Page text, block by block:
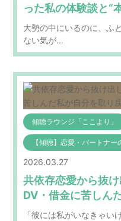
った私の体験談と“
大勢の中にいるのに、ふ
ない気が…
傾聴ラウンジ「ここより」
【傾聴】恋愛・パートナー
2026.03.27
共依存恋愛から抜
DV・借金に苦しん
「彼には私がいなきゃい